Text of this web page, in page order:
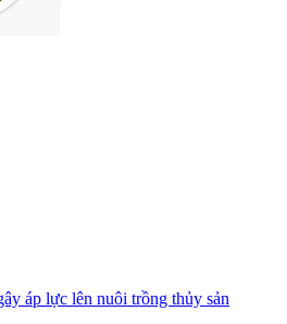
áp lực lên nuôi trồng thủy sản